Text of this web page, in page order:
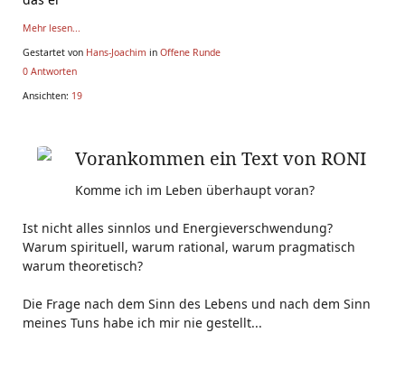
Mehr lesen...
Gestartet von Hans-Joachim in Offene Runde
0 Antworten
Ansichten: 19
Vorankommen ein Text von RONI
Komme ich im Leben überhaupt voran?
Ist nicht alles sinnlos und Energieverschwendung?
Warum spirituell, warum rational, warum pragmatisch
warum theoretisch?
Die Frage nach dem Sinn des Lebens und nach dem Sinn
meines Tuns habe ich mir nie gestellt...